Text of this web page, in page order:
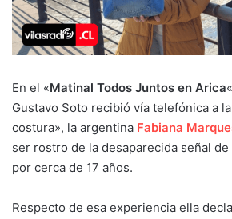
En el «Matinal Todos Juntos en Arica
Gustavo Soto recibió vía telefónica a
costura», la argentina Fabiana
ser rostro de la desaparecida señal de
por cerca de 17 años.
Respecto de esa experiencia ella